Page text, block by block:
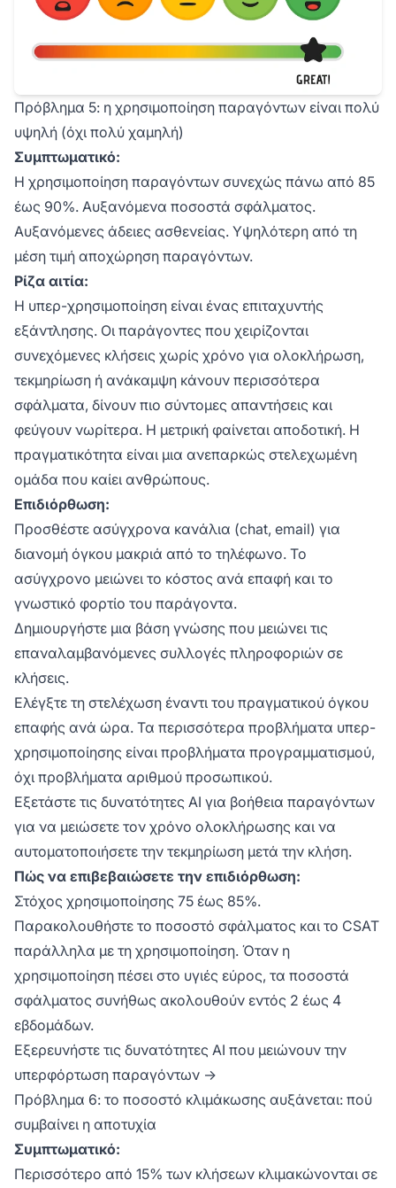
Πρόβλημα 5: η χρησιμοποίηση παραγόντων είναι πολύ
υψηλή (όχι πολύ χαμηλή)
Συμπτωματικό:
Η χρησιμοποίηση παραγόντων συνεχώς πάνω από 85
έως 90%. Αυξανόμενα ποσοστά σφάλματος.
Αυξανόμενες άδειες ασθενείας. Υψηλότερη από τη
μέση τιμή αποχώρηση παραγόντων.
Ρίζα αιτία:
Η υπερ-χρησιμοποίηση είναι ένας επιταχυντής
εξάντλησης. Οι παράγοντες που χειρίζονται
συνεχόμενες κλήσεις χωρίς χρόνο για ολοκλήρωση,
τεκμηρίωση ή ανάκαμψη κάνουν περισσότερα
σφάλματα, δίνουν πιο σύντομες απαντήσεις και
φεύγουν νωρίτερα. Η μετρική φαίνεται αποδοτική. Η
πραγματικότητα είναι μια ανεπαρκώς στελεχωμένη
ομάδα που καίει ανθρώπους.
Επιδιόρθωση:
Προσθέστε ασύγχρονα κανάλια (chat, email) για
διανομή όγκου μακριά από το τηλέφωνο. Το
ασύγχρονο μειώνει το κόστος ανά επαφή και το
γνωστικό φορτίο του παράγοντα.
Δημιουργήστε μια βάση γνώσης που μειώνει τις
επαναλαμβανόμενες συλλογές πληροφοριών σε
κλήσεις.
Ελέγξτε τη στελέχωση έναντι του πραγματικού όγκου
επαφής ανά ώρα. Τα περισσότερα προβλήματα υπερ-
χρησιμοποίησης είναι προβλήματα προγραμματισμού,
όχι προβλήματα αριθμού προσωπικού.
Εξετάστε τις δυνατότητες AI για βοήθεια παραγόντων
για να μειώσετε τον χρόνο ολοκλήρωσης και να
αυτοματοποιήσετε την τεκμηρίωση μετά την κλήση.
Πώς να επιβεβαιώσετε την επιδιόρθωση:
Στόχος χρησιμοποίησης 75 έως 85%.
Παρακολουθήστε το ποσοστό σφάλματος και το CSAT
παράλληλα με τη χρησιμοποίηση. Όταν η
χρησιμοποίηση πέσει στο υγιές εύρος, τα ποσοστά
σφάλματος συνήθως ακολουθούν εντός 2 έως 4
εβδομάδων.
Εξερευνήστε τις δυνατότητες AI που μειώνουν την
υπερφόρτωση παραγόντων →
Πρόβλημα 6: το ποσοστό κλιμάκωσης αυξάνεται: πού
συμβαίνει η αποτυχία
Συμπτωματικό:
Περισσότερο από 15% των κλήσεων κλιμακώνονται σε